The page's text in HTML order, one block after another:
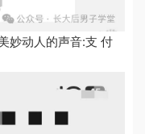
妙动人的声音:支 付